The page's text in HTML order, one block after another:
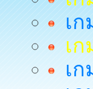
เก
เ
เ